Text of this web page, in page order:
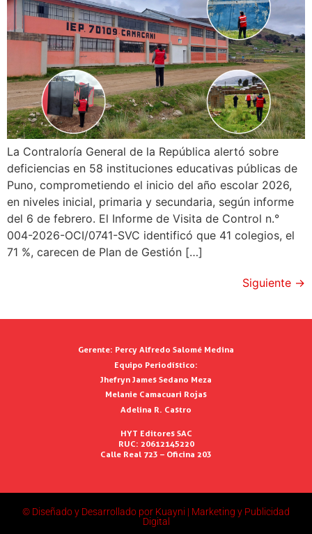
La Contraloría General de la República alertó sobre
deficiencias en 58 instituciones educativas públicas de
Puno, comprometiendo el inicio del año escolar 2026,
en niveles inicial, primaria y secundaria, según informe
del 6 de febrero. El Informe de Visita de Control n.°
004-2026-OCI/0741-SVC identificó que 41 colegios, el
71 %, carecen de Plan de Gestión […]
Siguiente →
Gerente: Percy Alfredo Salomé Medina
Equipo Periodístico:
Jhefryn James Sedano Meza
Melanie Camacuari Rojas
Adelina R. Castro
HYT Editores SAC
RUC: 20612145220
Calle Real 723 – Oficina 203
© Diseñado y Desarrollado por Kuayni | Marketing y Publicidad
Digital